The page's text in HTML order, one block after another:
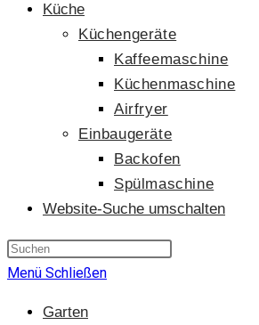
Küche
Küchengeräte
Kaffeemaschine
Küchenmaschine
Airfryer
Einbaugeräte
Backofen
Spülmaschine
Website-Suche umschalten
Menü Schließen
Garten